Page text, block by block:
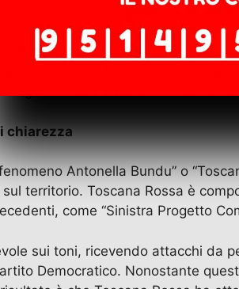
una cultura politica
il cosiddetto “campo
(AVS) e Movimento 5
Giani. Il risultato delle
chiarezza
Antonella Bundu” o
territorio. Toscana Rossa è
come “Sinistra Progetto
sui toni, ricevendo attacchi da
Democratico. Nonostante